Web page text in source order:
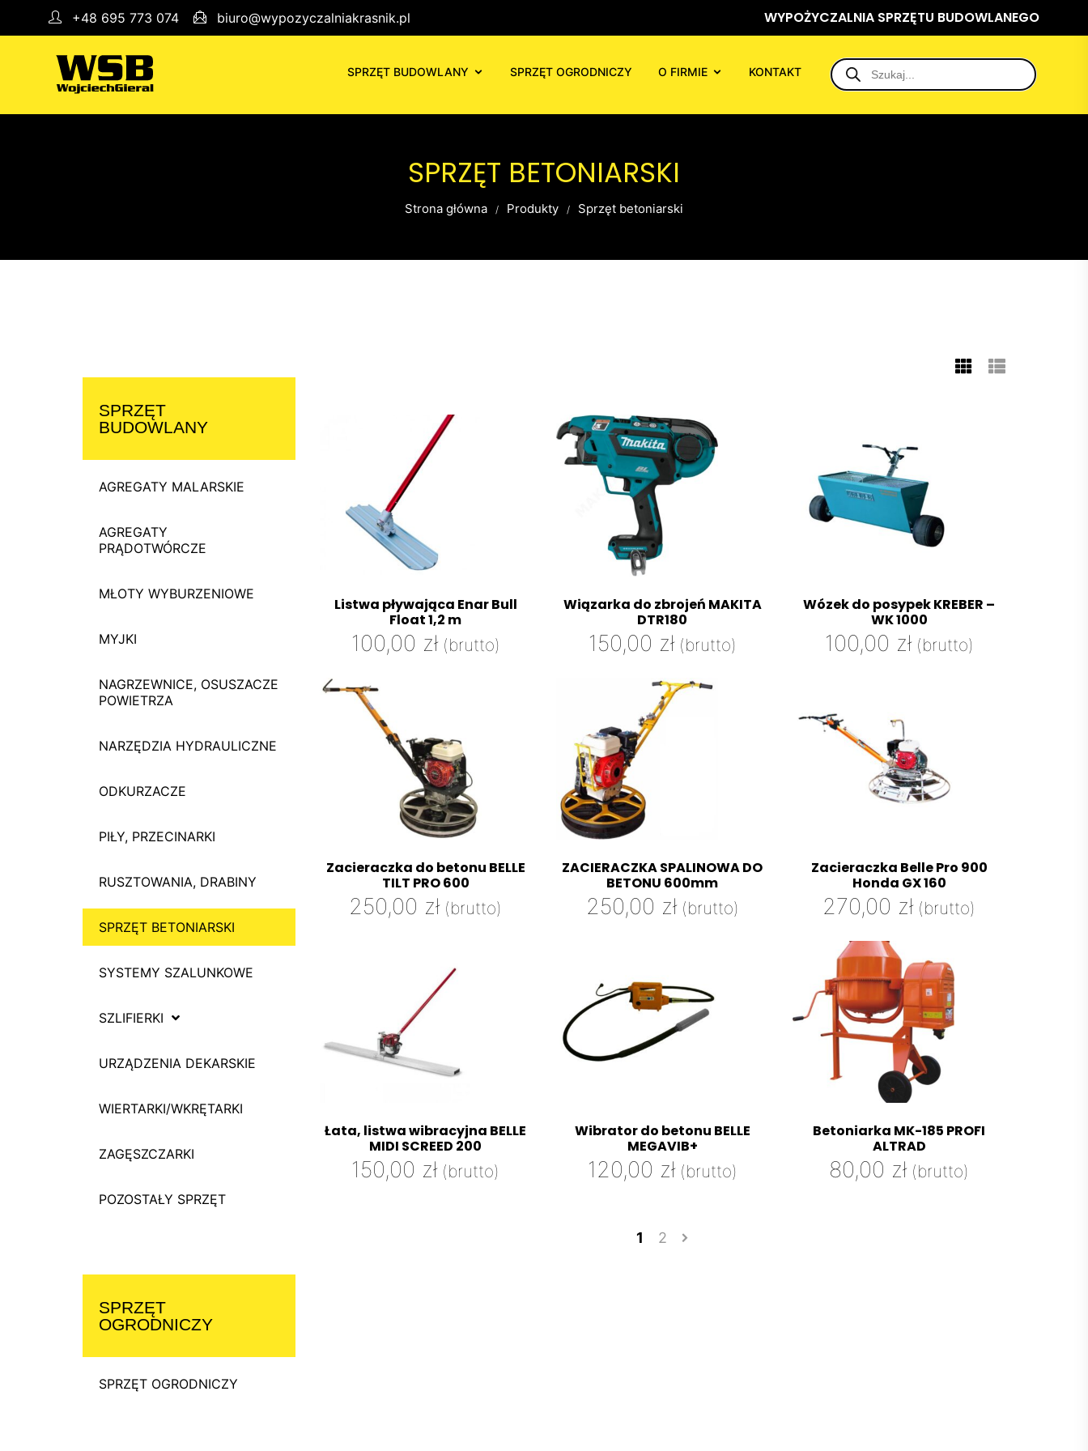
+48 695 773 074 biuro@wypozyczalniakrasnik.pl WYPOŻYCZALNIA SPRZĘTU BUDOWLANEGO
SPRZĘT BUDOWLANY SPRZĘT OGRODNICZY O FIRMIE KONTAKT
SPRZĘT BETONIARSKI
Strona główna Produkty Sprzęt betoniarski
Listwa pływająca Enar Bull
Float 1,2 m
100,00 zł (brutto)
Wiązarka do zbrojeń MAKITA
DTR180
150,00 zł (brutto)
Wózek do posypek KREBER –
WK 1000
100,00 zł (brutto)
Zacieraczka do betonu BELLE
TILT PRO 600
250,00 zł (brutto)
ZACIERACZKA SPALINOWA DO
BETONU 600mm
250,00 zł (brutto)
Zacieraczka Belle Pro 900
Honda GX 160
270,00 zł (brutto)
Łata, listwa wibracyjna BELLE
MIDI SCREED 200
150,00 zł (brutto)
Wibrator do betonu BELLE
MEGAVIB+
120,00 zł (brutto)
Betoniarka MK-185 PROFI
ALTRAD
80,00 zł (brutto)
1 2
SPRZĘT
BUDOWLANY
AGREGATY MALARSKIE
AGREGATY
PRĄDOTWÓRCZE
MŁOTY WYBURZENIOWE
MYJKI
NAGRZEWNICE, OSUSZACZE
POWIETRZA
NARZĘDZIA HYDRAULICZNE
ODKURZACZE
PIŁY, PRZECINARKI
RUSZTOWANIA, DRABINY
SPRZĘT BETONIARSKI
SYSTEMY SZALUNKOWE
SZLIFIERKI
URZĄDZENIA DEKARSKIE
WIERTARKI/WKRĘTARKI
ZAGĘSZCZARKI
POZOSTAŁY SPRZĘT
SPRZĘT
OGRODNICZY
SPRZĘT OGRODNICZY